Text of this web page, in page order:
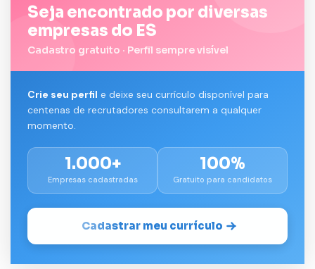
Seja encontrado por diversas
empresas do ES
Cadastro gratuito · Perfil sempre visível
Crie seu perfil e deixe seu currículo disponível para
centenas de recrutadores consultarem a qualquer
momento.
1.000+
Empresas cadastradas
100%
Gratuito para candidatos
Cadastrar meu currículo